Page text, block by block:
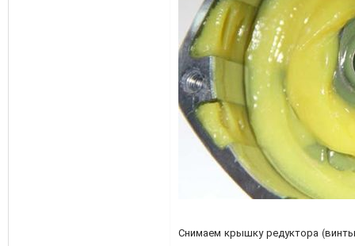
Снимаем крышку редуктора